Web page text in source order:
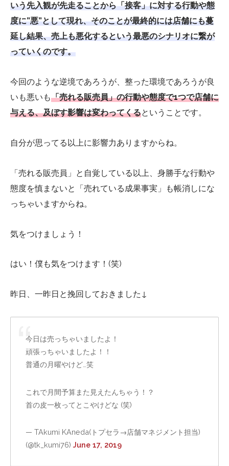
いう先入観が先走ることから「接客」に対する行動や態
度に”悪”として現れ、そのことが最終的には店舗にも蔓
延し結果、売上も悪化するという最悪のシナリオに繋が
っていくのです。
今回のような逆境であろうが、整った環境であろうが良
いも悪いも「売れる販売員」の行動や態度で1つで店舗に
与える、及ぼす影響は変わってくるということです。
自分が思ってる以上に影響力ありますからね。
「売れる販売員」と自覚している以上、身勝手な行動や
態度を慎まないと「売れている成果事実」も帳消しにな
っちゃいますからね。
気をつけましょう！
はい！僕も気をつけます！(笑)
昨日、一昨日と挽回しておきました↓
今日は売っちゃいましたよ！
頑張っちゃいましたよ！！
普通の月曜やけど…笑
これで月間予算また見えたんちゃう！？
首の皮一枚ってとこやけどな (笑)
— TAkumi KAneda(トプセラ→店舗マネジメント担当)
(@tk_kumi76) June 17, 2019